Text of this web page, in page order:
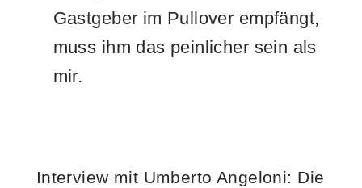
Gastgeber im Pullover empfängt,
muss ihm das peinlicher sein als
mir.
Interview mit Umberto Angeloni: Die